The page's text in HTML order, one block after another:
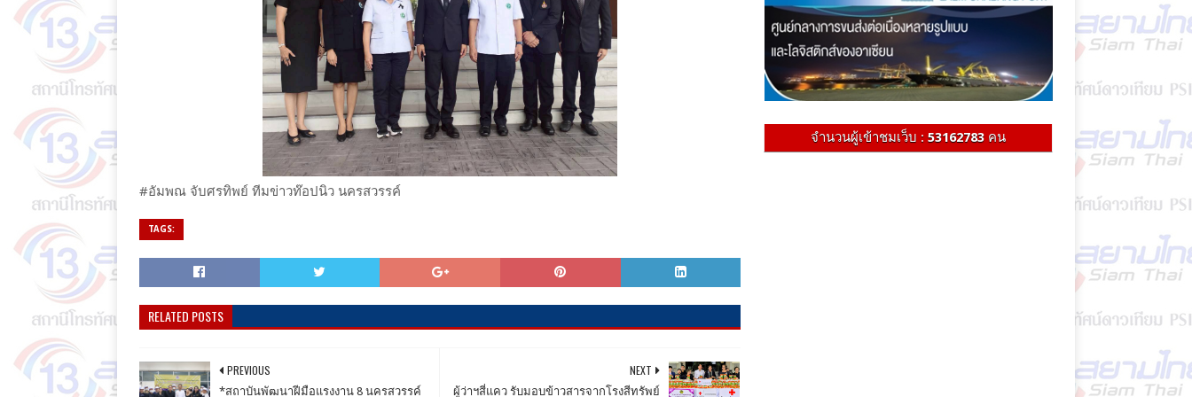
#อัมพณ จับศรทิพย์ ทีมข่าวท๊อปนิว นครสวรรค์
TAGS:
RELATED POSTS
NEXT
ผู้ว่าฯสี่แคว รับมอบข้าวสารจากโรงสีทรัพย์
PREVIOUS
*สถาบันพัฒนาฝีมือแรงงาน 8 นครสวรรค์
จำนวนผู้เข้าชมเว็บ : 53162783 คน